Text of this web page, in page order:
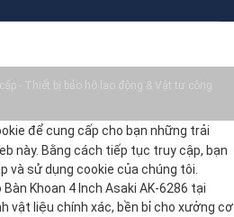
- Thiết bị bảo hộ lao động & Vật tư công
để cung cấp cho bạn những trải
này. Bằng cách tiếp tục truy cập, bạn
và sử dụng cookie của chúng tôi.
Bàn Khoan 4 Inch Asaki AK-6286 tại
vật liệu chính xác, bền bỉ cho xưởng cơ